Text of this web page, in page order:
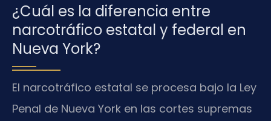
¿Cuál es la diferencia entre
narcotráfico estatal y federal en
Nueva York?
El narcotráfico estatal se procesa bajo la Ley
Penal de Nueva York en las cortes supremas